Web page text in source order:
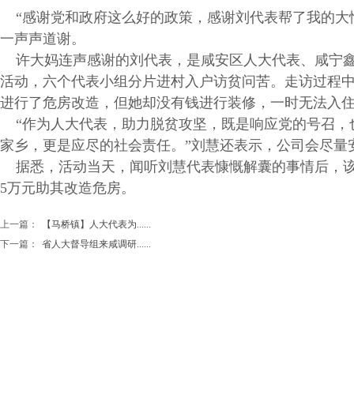
“感谢党和政府这么好的政策，感谢刘代表帮了我的
一声声道谢。
许大妈连声感谢的刘代表，是咸安区人大代表、咸宁
活动，六个代表小组分片进村入户访贫问苦。走访过程
进行了危房改造，但她却没有钱进行装修，一时无法入
“作为人大代表，助力脱贫攻坚，既是响应党的号召，
家乡，更是应尽的社会责任。”刘慧还表示，公司会尽
据悉，活动当天，闻听刘慧代表慷慨解囊的事情后，
5万元助其改造危房。
上一篇：
【马桥镇】人大代表为......
下一篇：
省人大督导组来咸调研......